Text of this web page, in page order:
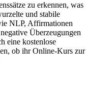
zu erkennen, was
und stabile
NLP, Affirmationen
Überzeugungen
eine kostenlose
ob ihr Online-Kurs zur